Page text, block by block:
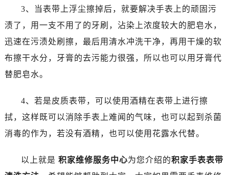
3、当表带上浮尘擦掉后，就要解决手表上的顽固污
渍了，用一支不用了的牙刷，沾染上浓度较大的肥皂水，
迅速在污渍处刷擦，最后用清水冲洗干净，再用干燥的软
布擦干水分，牙膏的去污能力很强，所以也可以用牙膏代
替肥皂水。
4、若是皮质表带，可以使用酒精在表带上进行擦
拭，这样既可以消除手表上难闻的气味，也可以起到杀菌
消毒的作为，若没有酒精，也可以使用花露水代替。
以上就是 积家维修服务中心为您介绍的积家手表表带